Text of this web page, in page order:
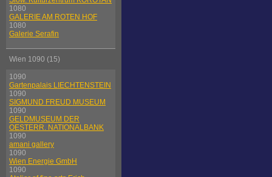
1080
GALERIE AM ROTEN HOF
1080
Galerie Serafin
Wien 1090 (15)
1090
Gartenpalais LIECHTENSTEIN
1090
SIGMUND FREUD MUSEUM
1090
GELDMUSEUM DER
OESTERR. NATIONALBANK
1090
amani gallery
1090
Wien Energie GmbH
1090